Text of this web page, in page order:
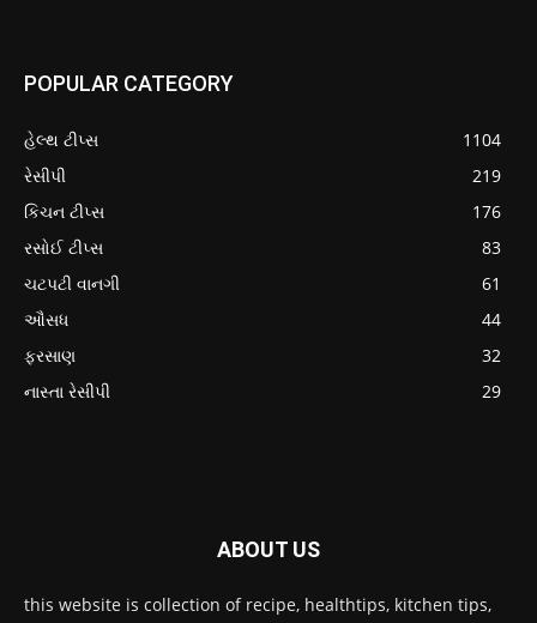
POPULAR CATEGORY
હેલ્થ ટીપ્સ
1104
રેસીપી
219
કિચન ટીપ્સ
176
રસોઈ ટીપ્સ
83
ચટપટી વાનગી
61
ઔસધ
44
ફરસાણ
32
નાસ્તા રેસીપી
29
ABOUT US
this website is collection of recipe, healthtips, kitchen tips,